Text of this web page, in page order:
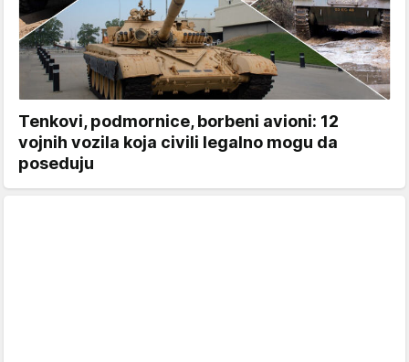
Tenkovi, podmornice, borbeni avioni: 12
vojnih vozila koja civili legalno mogu da
poseduju